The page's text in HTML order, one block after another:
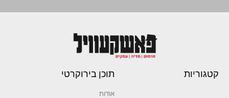
קטגוריות תוכן בירוקרטי
אודות